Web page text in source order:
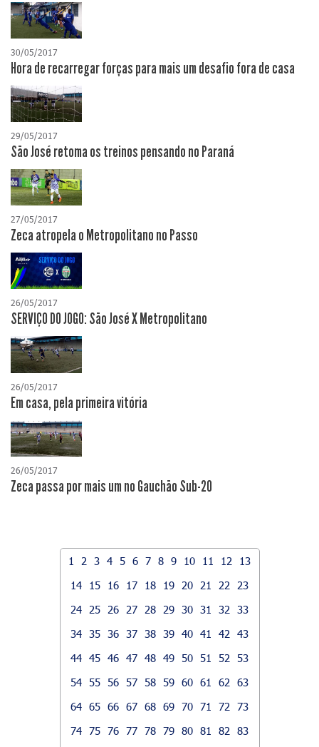
30/05/2017
Hora de recarregar forças para mais um desafio fora de casa
29/05/2017
São José retoma os treinos pensando no Paraná
27/05/2017
Zeca atropela o Metropolitano no Passo
26/05/2017
SERVIÇO DO JOGO: São José X Metropolitano
26/05/2017
Em casa, pela primeira vitória
26/05/2017
Zeca passa por mais um no Gauchão Sub-20
1 2 3 4 5 6 7 8 9 10 11 12
13
14
15 16 17 18 19 20 21 22
23
24
25 26 27 28 29 30 31 32
33
34 35 36 37 38 39 40 41 42
43
44 45 46 47 48 49 50 51 52
53
54 55 56 57 58 59 60 61 62
63
64 65 66 67 68 69 70 71 72
73
74 75 76 77 78 79 80 81 82
83